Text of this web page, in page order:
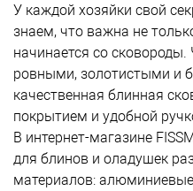
У каждой хозяйки свой
знаем, что важна не
начинается со
ровными, золотистыми и
качественная блинная
покрытием и удобной
В интернет-магазине
для блинов и оладушек
материалов: